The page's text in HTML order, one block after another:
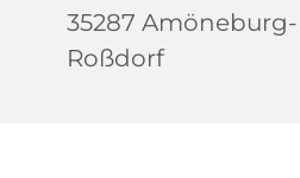
35287 Amöneburg-
Roßdorf